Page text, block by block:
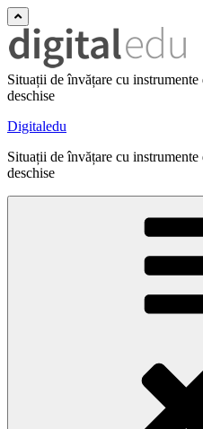
Situații de învățare cu
deschise
Digitaledu
Situații de învățare cu
deschise